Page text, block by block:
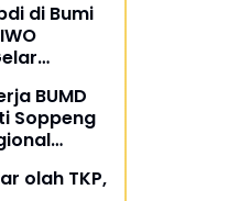
di Bumi
BUMD
Soppeng
olah TKP,